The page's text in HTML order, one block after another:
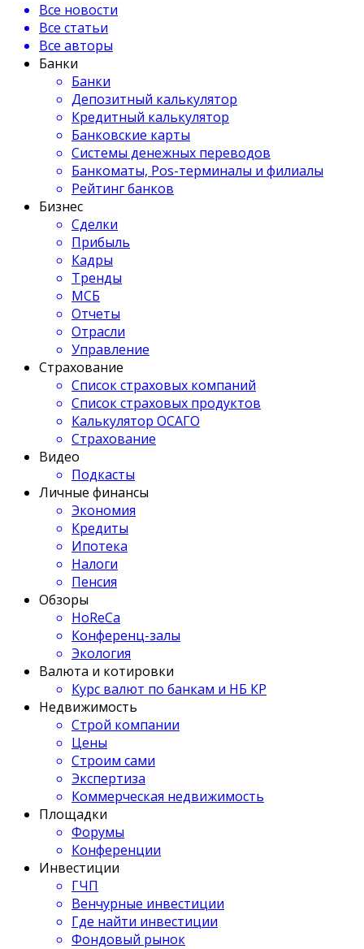
Все новости
Все статьи
Все авторы
Банки
Банки
Депозитный калькулятор
Кредитный калькулятор
Банковские карты
Системы денежных переводов
Банкоматы, Pos-терминалы и филиалы
Рейтинг банков
Бизнес
Сделки
Прибыль
Кадры
Тренды
МСБ
Отчеты
Отрасли
Управление
Страхование
Список страховых компаний
Список страховых продуктов
Калькулятор ОСАГО
Страхование
Видео
Подкасты
Личные финансы
Экономия
Кредиты
Ипотека
Налоги
Пенсия
Обзоры
HoReCa
Конференц-залы
Экология
Валюта и котировки
Курс валют по банкам и НБ КР
Недвижимость
Строй компании
Цены
Строим сами
Экспертиза
Коммерческая недвижимость
Площадки
Форумы
Конференции
Инвестиции
ГЧП
Венчурные инвестиции
Где найти инвестиции
Фондовый рынок